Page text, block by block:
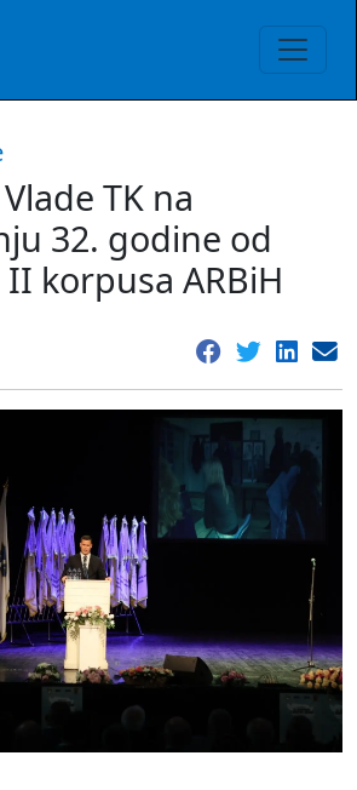
TK na
32. godine od
korpusa ARBiH